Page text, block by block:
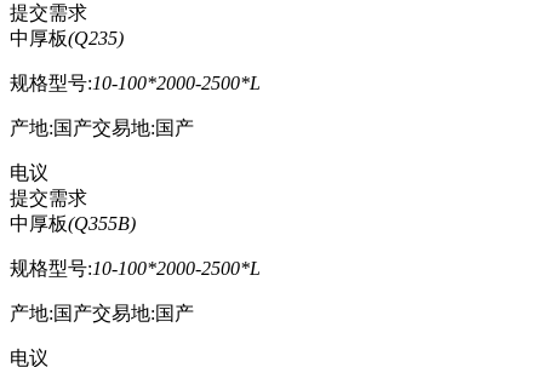
提交需求
中厚板(Q235)
规格型号:10-100*2000-2500*L
产地:国产交易地:国产
电议
提交需求
中厚板(Q355B)
规格型号:10-100*2000-2500*L
产地:国产交易地:国产
电议